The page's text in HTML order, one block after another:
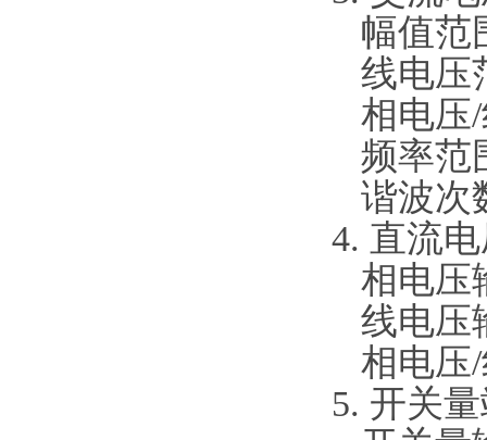
幅值范
线电压
相电压/
频率范
谐波次
4. 直流
相电压
线电压
相电压/
5. 开关